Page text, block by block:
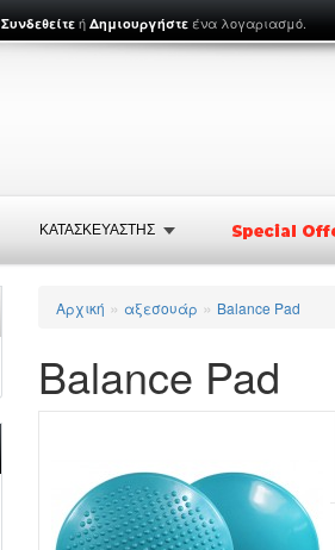
Συνδεθείτε ή Δημιουργήστε ένα λογαριασμό.
ΚΑΤΑΣΚΕΥΑΣΤΗΣ
Αρχική » αξεσουάρ » Balance Pad
Balance Pad